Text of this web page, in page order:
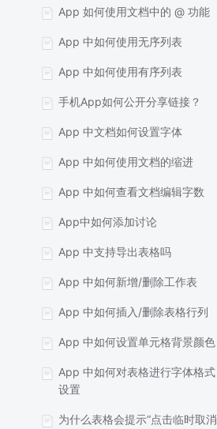
App 如何使用文档中的 @ 功能
App 中如何使用无序列表
App 中如何使用有序列表
手机App如何公开分享链接？
App 中文档如何设置字体
App 中如何使用文档的缩进
App 中如何查看文档编辑字数
App中如何添加讨论
App 中支持导出表格吗
App 中如何新增/删除工作表
App 中如何插入/删除表格行列
App 中如何设置单元格背景颜色
App 中如何对表格进行字体格式
设置
为什么表格会提示“点击临时取消